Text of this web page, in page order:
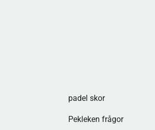
padel skor
Pekleken frågor